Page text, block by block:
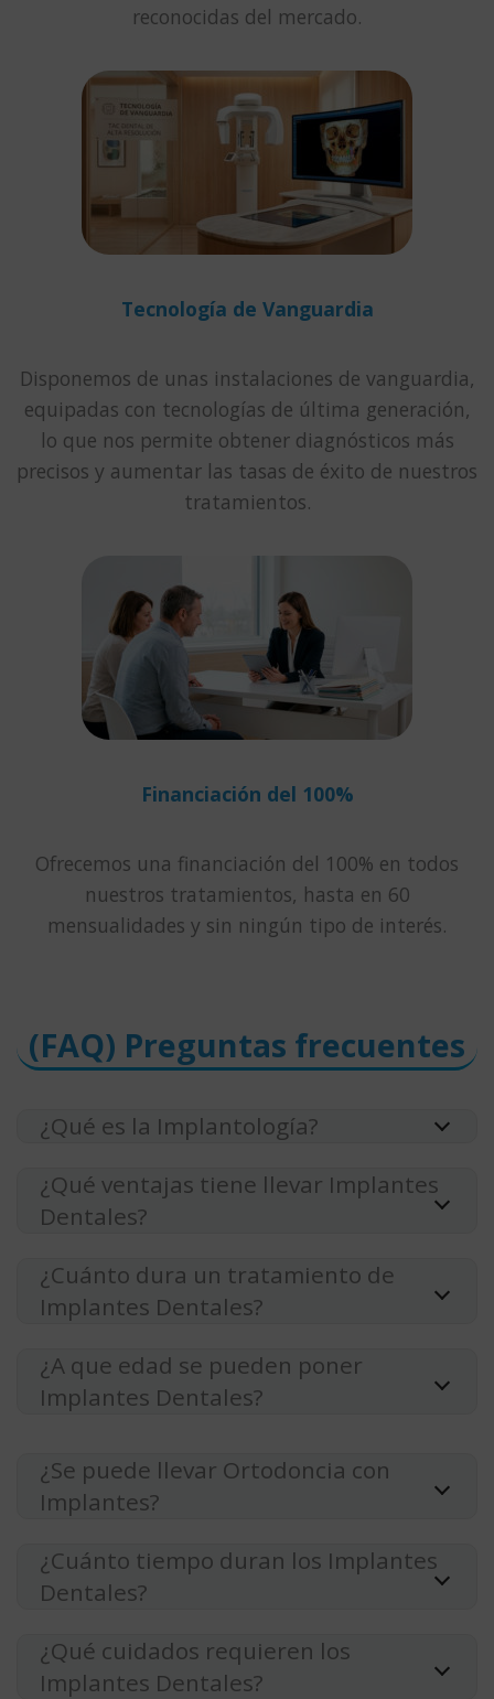
reconocidas del mercado.
Tecnología de Vanguardia
Disponemos de unas instalaciones de vanguardia,
equipadas con tecnologías de última generación,
lo que nos permite obtener diagnósticos más
precisos y aumentar las tasas de éxito de nuestros
tratamientos.
Financiación del 100%
Ofrecemos una financiación del 100% en todos
nuestros tratamientos, hasta en 60
mensualidades y sin ningún tipo de interés.
(FAQ) Preguntas frecuentes
¿Qué es la Implantología?
¿Qué ventajas tiene llevar Implantes
Dentales?
¿Cuánto dura un tratamiento de
Implantes Dentales?
¿A que edad se pueden poner
Implantes Dentales?
¿Se puede llevar Ortodoncia con
Implantes?
¿Cuánto tiempo duran los Implantes
Dentales?
¿Qué cuidados requieren los
Implantes Dentales?